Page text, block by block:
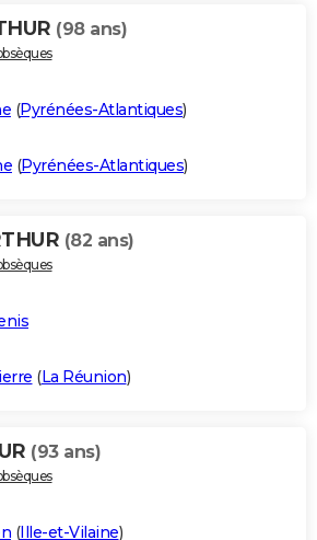
(98 ans)
(Pyrénées-Atlantiques)
(Pyrénées-Atlantiques)
(82 ans)
(La Réunion)
(93 ans)
(Ille-et-Vilaine)